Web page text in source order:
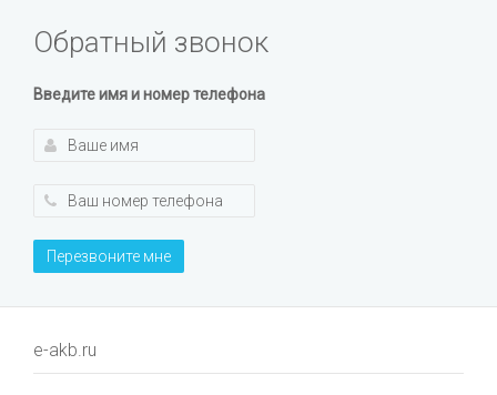
Обратный звонок
Введите имя и номер телефона
Перезвоните мне
e-akb.ru